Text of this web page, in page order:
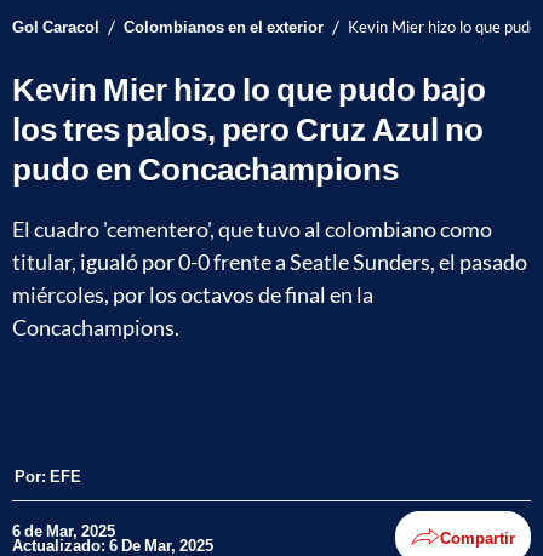
Gol Caracol / Colombianos en el exterior / Kevin Mier hizo lo que
Kevin Mier hizo lo que pudo bajo
los tres palos, pero Cruz Azul no
pudo en Concachampions
El cuadro 'cementero', que tuvo al colombiano como
titular, igualó por 0-0 frente a Seatle Sunders, el pasado
miércoles, por los octavos de final en la
Concachampions.
Por: EFE
6 de Mar, 2025
Actualizado: 6 De Mar, 2025 Compartir